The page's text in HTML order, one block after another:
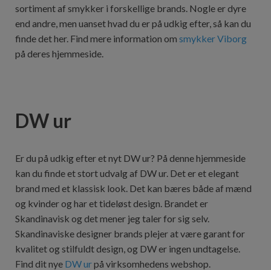
sortiment af smykker i forskellige brands. Nogle er dyre
end andre, men uanset hvad du er på udkig efter, så kan du
finde det her. Find mere information om smykker Viborg
på deres hjemmeside.
DW ur
Er du på udkig efter et nyt DW ur? På denne hjemmeside
kan du finde et stort udvalg af DW ur. Det er et elegant
brand med et klassisk look. Det kan bæres både af mænd
og kvinder og har et tideløst design. Brandet er
Skandinavisk og det mener jeg taler for sig selv.
Skandinaviske designer brands plejer at være garant for
kvalitet og stilfuldt design, og DW er ingen undtagelse.
Find dit nye DW urpå virksomhedens webshop.